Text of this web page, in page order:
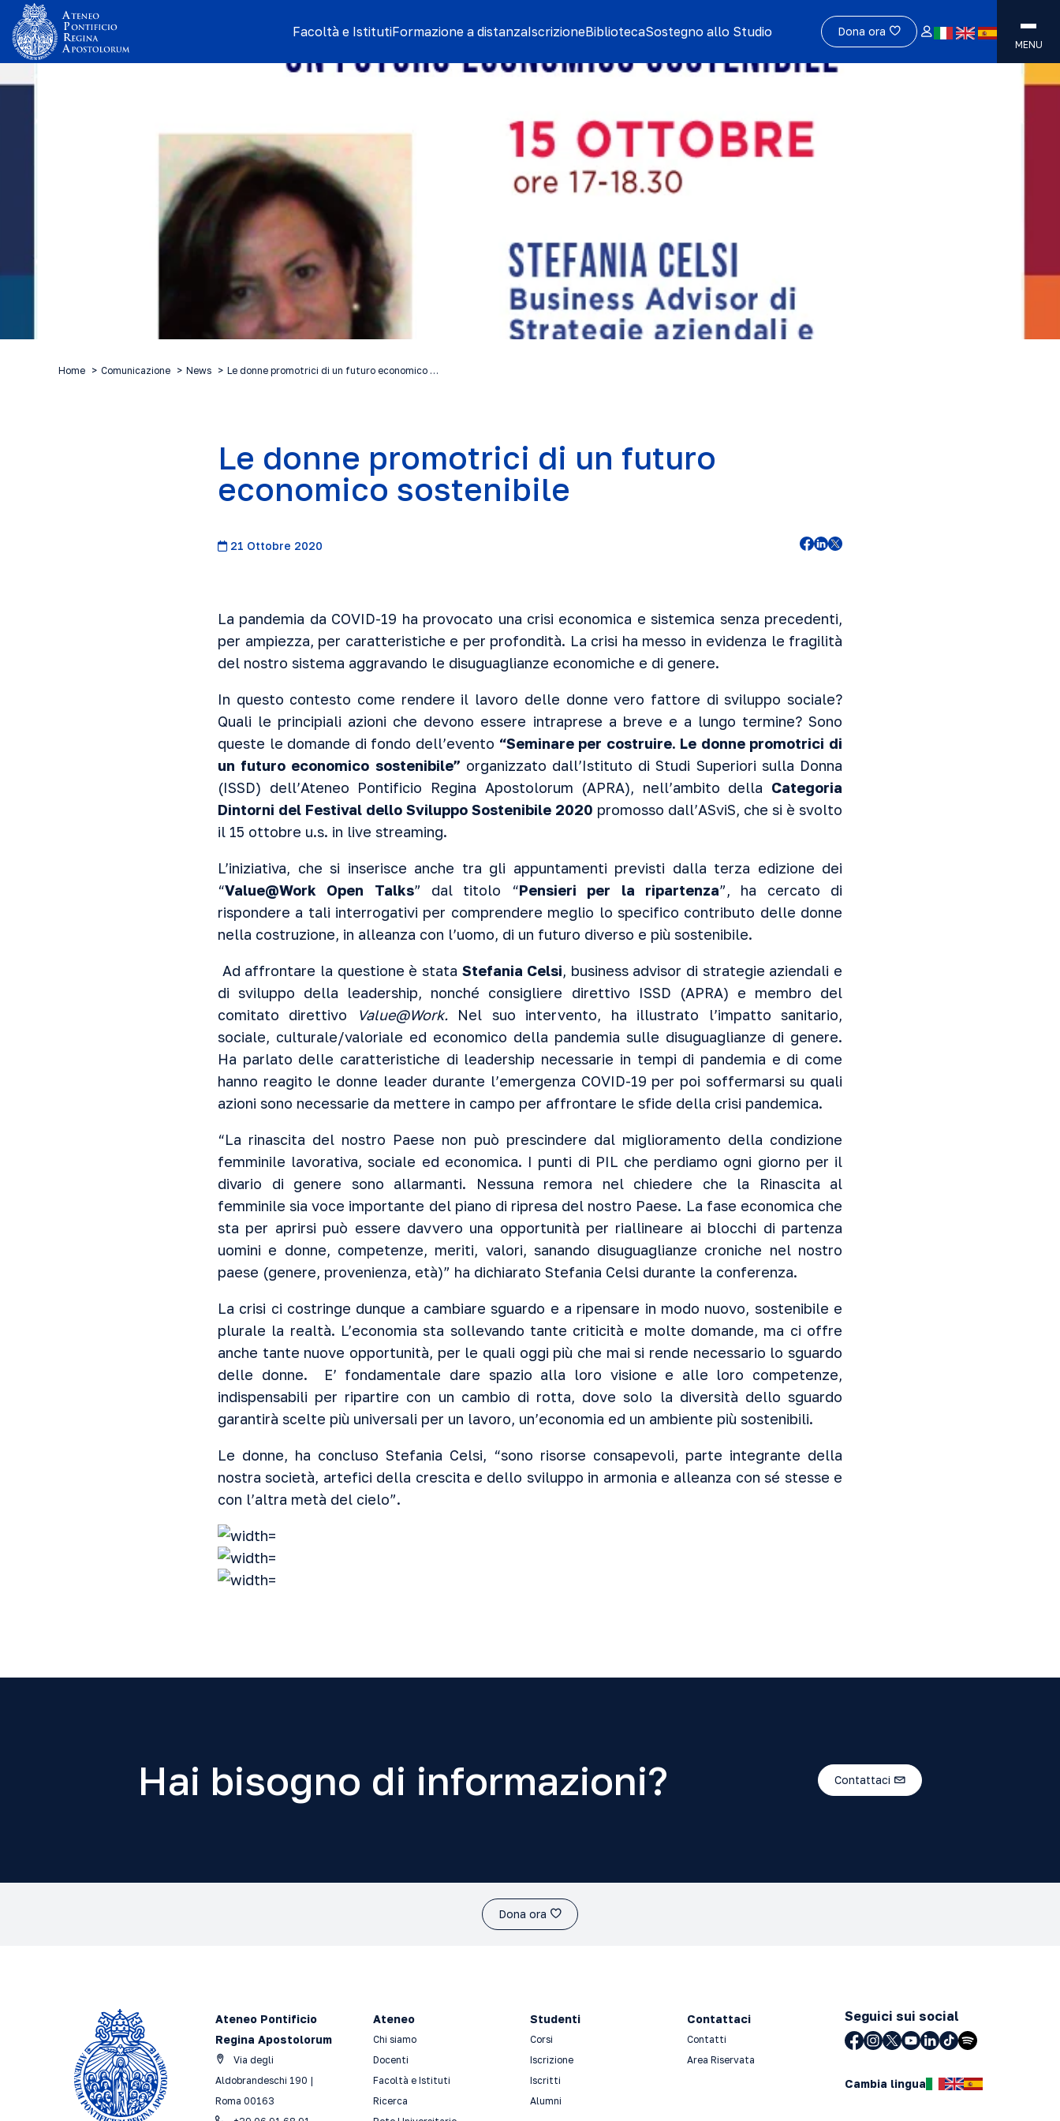
Facoltà e IstitutiFormazione a distanzaIscrizioneBibliotecaSostegno allo Studio Dona ora
MENU
Home Comunicazione News Le donne promotrici di un futuro economico …
Le donne promotrici di un futuro
economico sostenibile
21 Ottobre 2020
La pandemia da COVID-19 ha provocato una crisi economica e sistemica senza precedenti,
per ampiezza, per caratteristiche e per profondità. La crisi ha messo in evidenza le fragilità
del nostro sistema aggravando le disuguaglianze economiche e di genere.
In questo contesto come rendere il lavoro delle donne vero fattore di sviluppo sociale?
Quali le principiali azioni che devono essere intraprese a breve e a lungo termine? Sono
queste le domande di fondo dell’evento “Seminare per costruire. Le donne promotrici di
un futuro economico sostenibile” organizzato dall’Istituto di Studi Superiori sulla Donna
(ISSD) dell’Ateneo Pontificio Regina Apostolorum (APRA), nell’ambito della Categoria
Dintorni del Festival dello Sviluppo Sostenibile 2020 promosso dall’ASviS, che si è svolto
il 15 ottobre u.s. in live streaming.
L’iniziativa, che si inserisce anche tra gli appuntamenti previsti dalla terza edizione dei
“Value@Work Open Talks” dal titolo “Pensieri per la ripartenza”, ha cercato di
rispondere a tali interrogativi per comprendere meglio lo specifico contributo delle donne
nella costruzione, in alleanza con l’uomo, di un futuro diverso e più sostenibile.
Ad affrontare la questione è stata Stefania Celsi, business advisor di strategie aziendali e
di sviluppo della leadership, nonché consigliere direttivo ISSD (APRA) e membro del
comitato direttivo
Value@Work.Nel suo intervento, ha illustrato l’impatto sanitario,
sociale, culturale/valoriale ed economico della pandemia sulle disuguaglianze di genere.
Ha parlato delle caratteristiche di leadership necessarie in tempi di pandemia e di come
hanno reagito le donne leader durante l’emergenza COVID-19 per poi soffermarsi su quali
azioni sono necessarie da mettere in campo per affrontare le sfide della crisi pandemica.
“La rinascita del nostro Paese non può prescindere dal miglioramento della condizione
femminile lavorativa, sociale ed economica. I punti di PIL che perdiamo ogni giorno per il
divario di genere sono allarmanti. Nessuna remora nel chiedere che la Rinascita al
femminile sia voce importante del piano di ripresa del nostro Paese. La fase economica che
sta per aprirsi può essere davvero una opportunità per riallineare ai blocchi di partenza
uomini e donne, competenze, meriti, valori, sanando disuguaglianze croniche nel nostro
paese (genere, provenienza, età)” ha dichiarato Stefania Celsi durante la conferenza.
La crisi ci costringe dunque a cambiare sguardo e a ripensare in modo nuovo, sostenibile e
plurale la realtà. L’economia sta sollevando tante criticità e molte domande, ma ci offre
anche tante nuove opportunità, per le quali oggi più che mai si rende necessario lo sguardo
delle donne. E’ fondamentale dare spazio alla loro visione e alle loro competenze,
indispensabili per ripartire con un cambio di rotta, dove solo la diversità dello sguardo
garantirà scelte più universali per un lavoro, un’economia ed un ambiente più sostenibili.
Le donne, ha concluso Stefania Celsi, “sono risorse consapevoli, parte integrante della
nostra società, artefici della crescita e dello sviluppo in armonia e alleanza con sé stesse e
con l’altra metà del cielo”.
Hai bisogno di informazioni? Contattaci
Dona ora
Ateneo Pontificio
Regina Apostolorum
Via degli
Aldobrandeschi 190 |
Roma 00163
Ateneo
Chi siamo
Docenti
Facoltà e Istituti
Ricerca
Studenti
Corsi
Iscrizione
Iscritti
Alumni
Contattaci
Contatti
Area Riservata
Seguici sui social
Cambia lingua